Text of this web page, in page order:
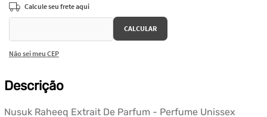
Não sei meu CEP
Descrição
Nusuk Raheeq Extrait De Parfum - Perfume Unissex